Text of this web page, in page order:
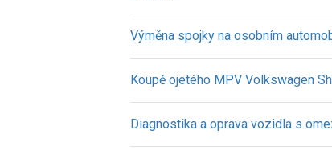
Výměna spojky na osobním
Koupě ojetého MPV Volkswagen
Diagnostika a oprava vozidla s